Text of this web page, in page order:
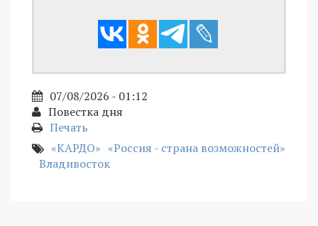
07/08/2026 - 01:12
Повестка дня
Печать
«КАРДО» «Россия - страна возможностей»
Владивосток